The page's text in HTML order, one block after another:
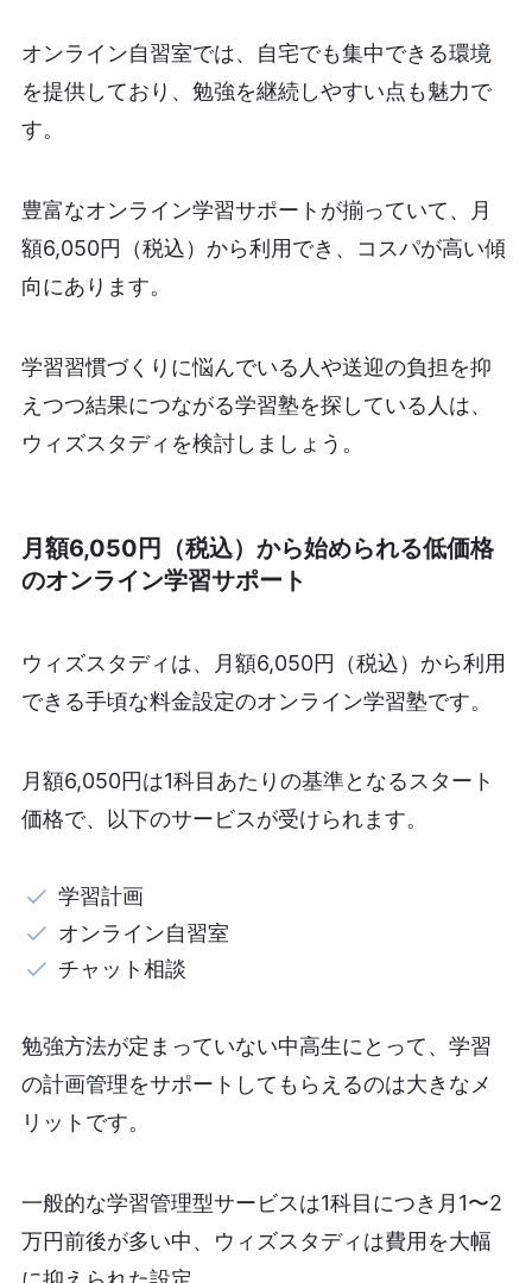
オンライン自習室では、自宅でも集中できる環境
を提供しており、勉強を継続しやすい点も魅力で
す。
豊富なオンライン学習サポートが揃っていて、月
額6,050円（税込）から利用でき、コスパが高い傾
向にあります。
学習習慣づくりに悩んでいる人や送迎の負担を抑
えつつ結果につながる学習塾を探している人は、
ウィズスタディを検討しましょう。
月額6,050円（税込）から始められる低価格
のオンライン学習サポート
ウィズスタディは、月額6,050円（税込）から利用
できる手頃な料金設定のオンライン学習塾です。
月額6,050円は1科目あたりの基準となるスタート
価格で、以下のサービスが受けられます。
学習計画
オンライン自習室
チャット相談
勉強方法が定まっていない中高生にとって、学習
の計画管理をサポートしてもらえるのは大きなメ
リットです。
一般的な学習管理型サービスは1科目につき月1〜2
万円前後が多い中、ウィズスタディは費用を大幅